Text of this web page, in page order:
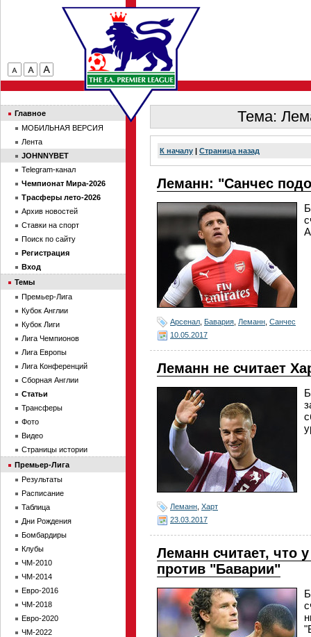
Тема:
К началу | Страница назад
Леманн: "Санчес
Арсенал Бавария Леманн Санчес
10.05.2017
Леманн не считает
Леманн Харт
23.03.2017
Леманн считает, что
против "Баварии"
Главное
МОБИЛЬНАЯ ВЕРСИЯ
Лента
JOHNNYBET
Telegram-канал
Чемпионат Мира-2026
Трасферы лето-2026
Архив новостей
Ставки на спорт
Поиск по сайту
Регистрация
Вход
Темы
Премьер-Лига
Кубок Англии
Кубок Лиги
Лига Чемпионов
Лига Европы
Лига Конференций
Сборная Англии
Статьи
Трансферы
Фото
Видео
Страницы истории
Премьер-Лига
Результаты
Расписание
Таблица
Дни Рождения
Бомбардиры
Клубы
ЧМ-2010
ЧМ-2014
Евро-2016
ЧМ-2018
Евро-2020
ЧМ-2022